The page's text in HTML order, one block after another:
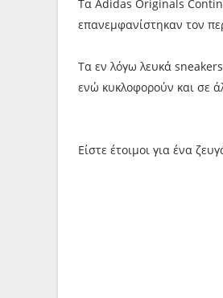
Τα Adidas Originals
επανεμφανίστηκαν τον
Τα εν λόγω λευκά sneakers
ενώ κυκλοφορούν και σε
Είστε έτοιμοι για ένα